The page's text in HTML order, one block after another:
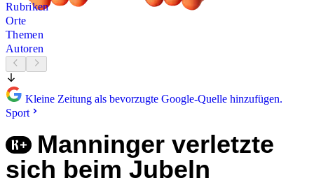
Rubriken
Orte
Themen
Autoren
Kleine Zeitung als bevorzugte Google-Quelle hinzufügen.
Sport
Manninger verletzte
sich beim Jubeln